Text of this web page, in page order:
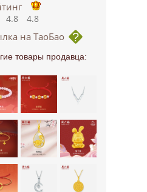
4.8 4.8
на ТаоБао
товары продавца: